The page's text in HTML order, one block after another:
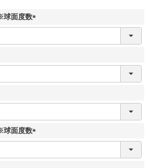
球面度数
(
球面度数
(